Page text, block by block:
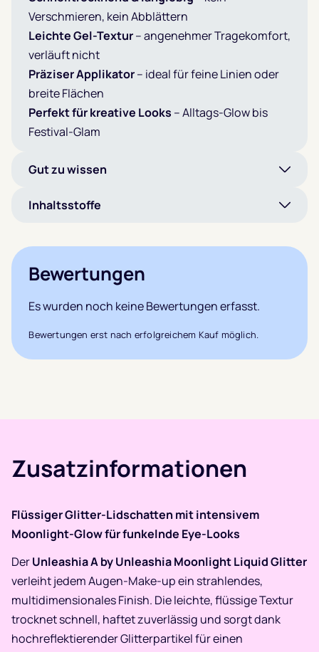
Verschmieren, kein Abblättern
Leichte Gel-Textur– angenehmer Tragekomfort,
verläuft nicht
Präziser Applikator– ideal für feine Linien oder
breite Flächen
Perfekt für kreative Looks – Alltags-Glow bis
Festival-Glam
Gut zu wissen
Inhaltsstoffe
Bewertungen
Es wurden noch keine Bewertungen erfasst.
Bewertungen erst nach erfolgreichem Kauf möglich.
Zusatzinformationen
Flüssiger Glitter-Lidschatten mit intensivem
Moonlight-Glow für funkelnde Eye-Looks
DerUnleashia A by Unleashia Moonlight Liquid Glitter
verleiht jedem Augen-Make-up ein strahlendes,
multidimensionales Finish. Die leichte, flüssige Textur
trocknet schnell, haftet zuverlässig und sorgt dank
hochreflektierender Glitterpartikel für einen